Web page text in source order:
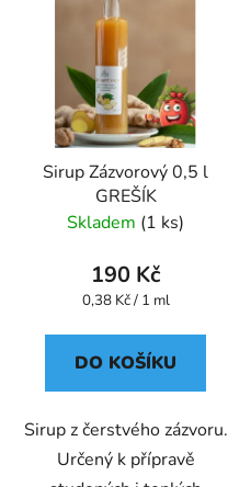
Sirup Zázvorový 0,5 l
GREŠÍK
Skladem (1 ks)
190 Kč
Měrná
0,38 Kč / 1 ml
DO KOŠÍKU
Sirup z čerstvého zázvoru.
Určený k přípravě